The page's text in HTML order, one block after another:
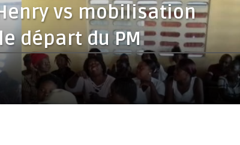
vs mobilisation
départ du PM